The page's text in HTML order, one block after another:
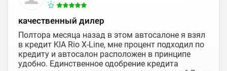
качественный дилер
Полтора месяца назад в этом автосалоне я взял
в кредит KIA Rio X-Line, мне процент подходил по
кредиту и автосалон расположен в принципе
удобно. Единственное одобрение кредита